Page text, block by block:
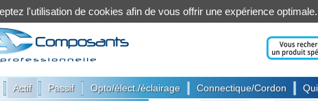
Actif Passif Opto/élect./éclairage Connectique/Cordon
l'utilisation de cookies afin de vous offrir une expérience